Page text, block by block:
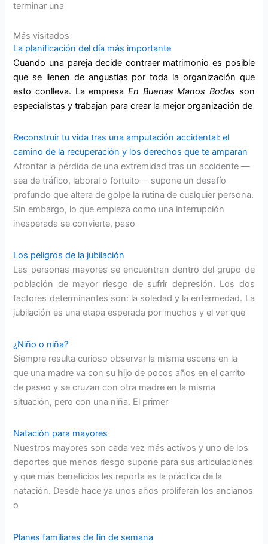
terminar una
Más visitados
La planificación del día más importante
Cuando una pareja decide contraer matrimonio es posible
que se llenen de angustias por toda la organización que
esto conlleva. La empresa En Buenas Manos Bodas son
especialistas y trabajan para crear la mejor organización de
Reconstruir tu vida tras una amputación accidental: el
camino de la recuperación y los derechos que te amparan
Afrontar la pérdida de una extremidad tras un accidente —
sea de tráfico, laboral o fortuito— supone un desafío
profundo que altera de golpe la rutina de cualquier persona.
Sin embargo, lo que empieza como una interrupción
inesperada se convierte, paso
Los peligros de la jubilación
Las personas mayores se encuentran dentro del grupo de
población de mayor riesgo de sufrir depresión. Los dos
factores determinantes son: la soledad y la enfermedad. La
jubilación es una etapa esperada por muchos y el ver que
¿Niño o niña?
Siempre resulta curioso observar la misma escena en la
que una madre va con su hijo de pocos años en el carrito
de paseo y se cruzan con otra madre en la misma
situación, pero con una niña. El primer
Natación para mayores
Nuestros mayores son cada vez más activos y uno de los
deportes que menos riesgo supone para sus articulaciones
y que más beneficios les reporta es la práctica de la
natación. Desde hace ya unos años proliferan los ancianos
o
Planes familiares de fin de semana